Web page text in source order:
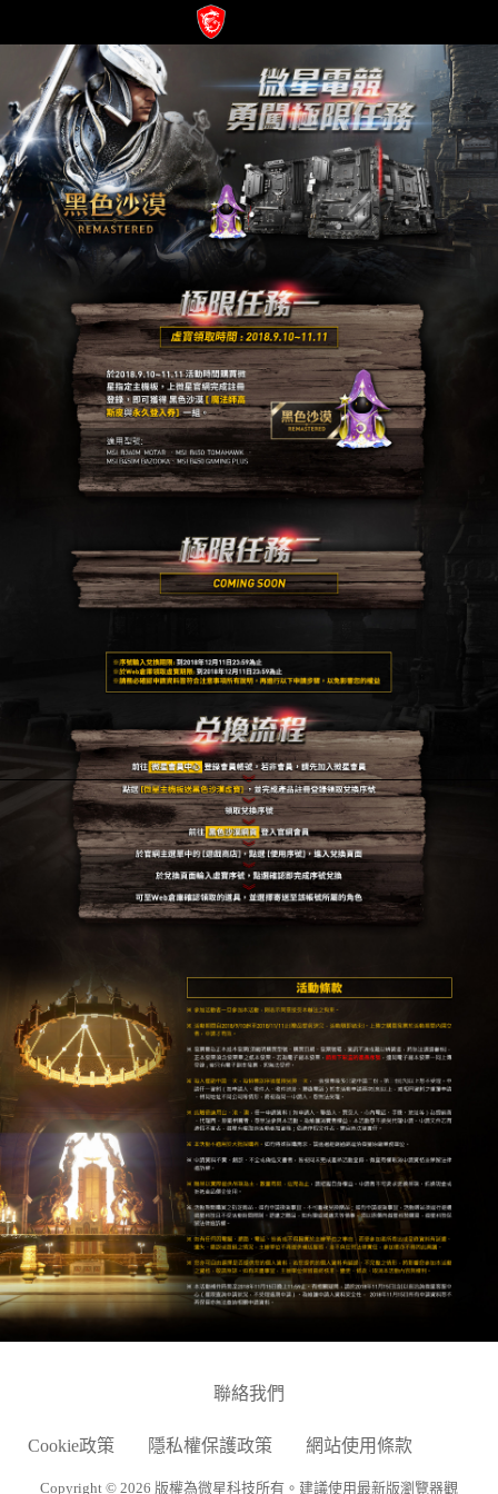
Copyright © 2026 版權為微星科技所有。建議使用最新版瀏覽器觀
Cookie政策 隱私權保護政策 網站使用條款
聯絡我們